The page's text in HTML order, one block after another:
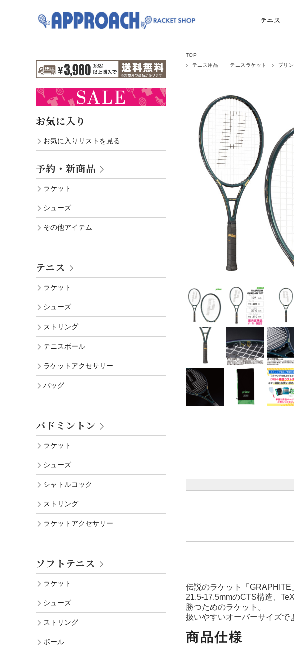
テニス
シューズ
テニスボール
ウェア
アクセサリ
バッグ
TOP
テニス用品
テニスラケット プリン
伝説のラケット「GRAPHITE
21.5-17.5mmのCTS構造、
勝つためのラケット。
扱いやすいオーバーサイズで
商品仕様
お気に入り
お気に入りリストを見る
予約・新商品
ラケット
シューズ
その他アイテム
テニス
ラケット
シューズ
ストリング
テニスボール
ラケットアクセサリー
バッグ
バドミントン
ラケット
シューズ
シャトルコック
ストリング
ラケットアクセサリー
ソフトテニス
ラケット
シューズ
ストリング
ボール